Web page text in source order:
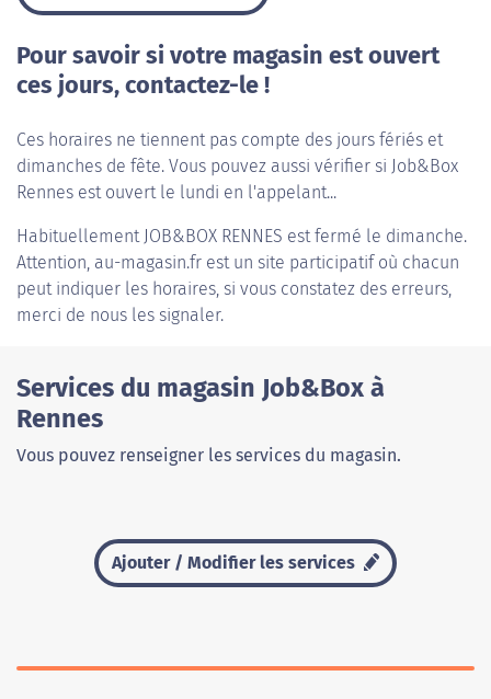
Pour savoir si votre magasin est ouvert
ces jours, contactez-le !
Ces horaires ne tiennent pas compte des jours fériés et
dimanches de fête. Vous pouvez aussi vérifier si Job&Box
Rennes est ouvert le lundi en l'appelant...
Habituellement JOB&BOX RENNES est fermé le dimanche.
Attention, au-magasin.fr est un site participatif où chacun
peut indiquer les horaires, si vous constatez des erreurs,
merci de nous les signaler.
Services du magasin Job&Box à
Rennes
Vous pouvez renseigner les services du magasin.
Ajouter / Modifier les services